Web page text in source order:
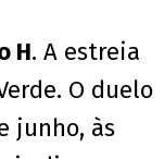
H. A estreia
O duelo
junho, às